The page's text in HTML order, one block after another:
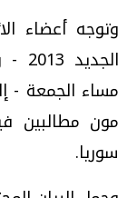
وتوجه أعضاء
مساء الجمعة -
مون مطالبين
سوريا.